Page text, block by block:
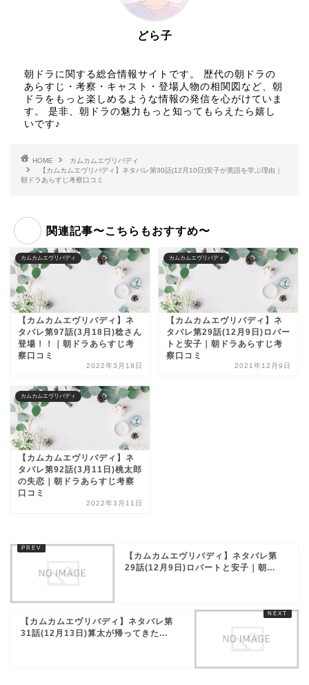
どら子
朝ドラに関する総合情報サイトです。 歴代の朝ドラの
あらすじ・考察・キャスト・登場人物の相関図など、朝
ドラをもっと楽しめるような情報の発信を心がけていま
す。 是非、朝ドラの魅力もっと知ってもらえたら嬉し
いです♪
HOME
カムカムエヴリバディ
【カムカムエヴリバディ】ネタバレ第30話(12月10日)安子が英語を学ぶ理由｜
朝ドラあらすじ考察口コミ
関連記事〜こちらもおすすめ〜
カムカムエヴリバディ
【カムカムエヴリバディ】ネ
タバレ第97話(3月18日)稔さん
登場！！｜朝ドラあらすじ考
察口コミ
2022年3月18日
カムカムエヴリバディ
【カムカムエヴリバディ】ネ
タバレ第29話(12月9日)ロバー
トと安子｜朝ドラあらすじ考
察口コミ
2021年12月9日
カムカムエヴリバディ
【カムカムエヴリバディ】ネ
タバレ第92話(3月11日)桃太郎
の失恋｜朝ドラあらすじ考察
口コミ
2022年3月11日
【カムカムエヴリバディ】ネタバレ第
29話(12月9日)ロバートと安子｜朝...
【カムカムエヴリバディ】ネタバレ第
31話(12月13日)算太が帰ってきた...